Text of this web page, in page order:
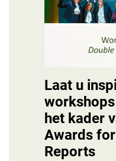
Laat u
het kader
Awards
Reports